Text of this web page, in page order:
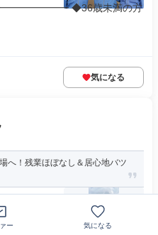
件 ━━━━━━━ ◆36歳未満の方
気になる
へ！残業ほぼなし＆居心地バツ
ー 気になる